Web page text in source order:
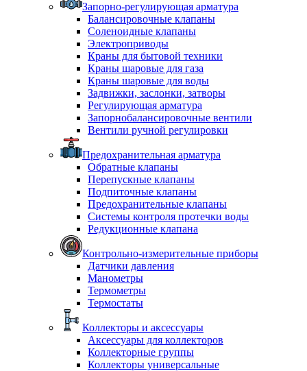
Запорно-регулирующая арматура
Балансировочные клапаны
Соленоидные клапаны
Электроприводы
Краны для бытовой техники
Краны шаровые для газа
Краны шаровые для воды
Задвижки, заслонки, затворы
Регулирующая арматура
Запорнобалансировочные вентили
Вентили ручной регулировки
Предохранительная арматура
Обратные клапаны
Перепускные клапаны
Подпиточные клапаны
Предохранительные клапаны
Системы контроля протечки воды
Редукционные клапана
Контрольно-измерительные приборы
Датчики давления
Манометры
Термометры
Термостаты
Коллекторы и аксессуары
Аксессуары для коллекторов
Коллекторные группы
Коллекторы универсальные